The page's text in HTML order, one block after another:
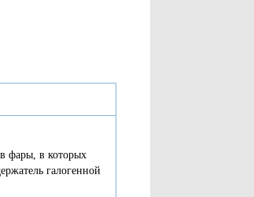
фары, в которых
галогенной